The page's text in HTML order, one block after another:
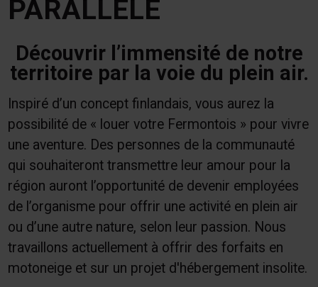
PARALLÈLE
Découvrir l’immensité de notre
territoire par la voie du plein air.
Inspiré d’un concept finlandais, vous aurez la
possibilité de « louer votre Fermontois » pour vivre
une aventure. Des personnes de la communauté
qui souhaiteront transmettre leur amour pour la
région auront l’opportunité de devenir employées
de l’organisme pour offrir une activité en plein air
ou d’une autre nature, selon leur passion. Nous
travaillons actuellement à offrir des forfaits en
motoneige et sur un projet d'hébergement insolite.